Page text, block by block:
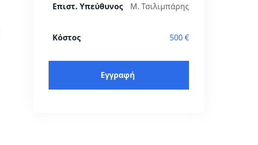
Επιστ. Υπεύθυνος Μ. Τσιλιμπάρης
Κόστος 500 €
Εγγραφή